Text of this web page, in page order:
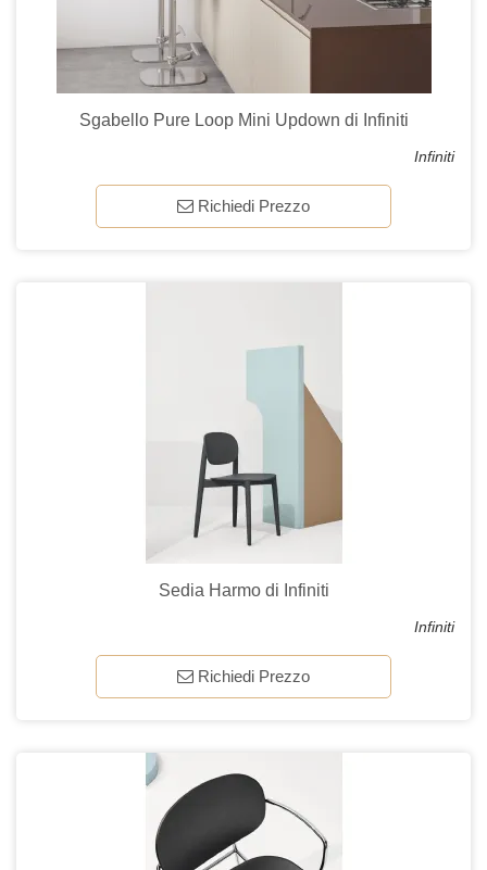
Sgabello Pure Loop Mini Updown di Infiniti
Infiniti
Richiedi Prezzo
Sedia Harmo di Infiniti
Infiniti
Richiedi Prezzo